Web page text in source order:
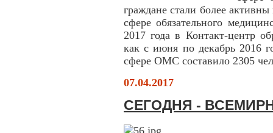
граждане стали более
сфере обязательного
2017 года в Контакт-центр
как с июня по декабрь 2016
сфере ОМС составило 2305
07.04.2017
СЕГОДНЯ -